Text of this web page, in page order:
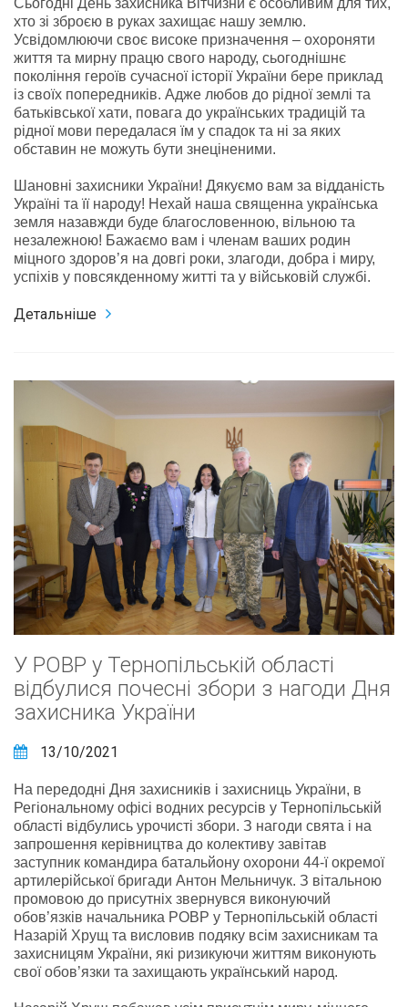
Сьогодні День захисника Вітчизни є особливим для тих,
хто зі зброєю в руках захищає нашу землю.
Усвідомлюючи своє високе призначення – охороняти
життя та мирну працю свого народу, сьогоднішнє
покоління героїв сучасної історії України бере приклад
із своїх попередників. Адже любов до рідної землі та
батьківської хати, повага до українських традицій та
рідної мови передалася їм у спадок та ні за яких
обставин не можуть бути знеціненими.
Шановні захисники України! Дякуємо вам за відданість
Україні та її народу! Нехай наша священна українська
земля назавжди буде благословенною, вільною та
незалежною! Бажаємо вам і членам ваших родин
міцного здоров’я на довгі роки, злагоди, добра і миру,
успіхів у повсякденному житті та у військовій службі.
Детальніше
У РОВР у Тернопільській області
відбулися почесні збори з нагоди Дня
захисника України
13/10/2021
На передодні Дня захисників і захисниць України, в
Регіональному офісі водних ресурсів у Тернопільській
області відбулись урочисті збори. З нагоди свята і на
запрошення керівництва до колективу завітав
заступник командира батальйону охорони 44-ї окремої
артилерійської бригади Антон Мельничук. З вітальною
промовою до присутніх звернувся виконуючий
обов’язків начальника РОВР у Тернопільській області
Назарій Хрущ та висловив подяку всім захисникам та
захисницям України, які ризикуючи життям виконують
свої обов’язки та захищають український народ.